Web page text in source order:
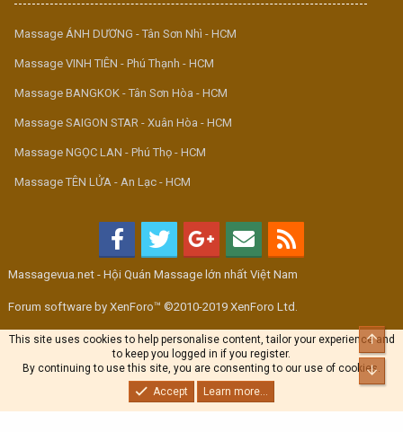
Massage ÁNH DƯƠNG - Tân Sơn Nhì - HCM
Massage VINH TIÊN - Phú Thạnh - HCM
Massage BANGKOK - Tân Sơn Hòa - HCM
Massage SAIGON STAR - Xuân Hòa - HCM
Massage NGỌC LAN - Phú Thọ - HCM
Massage TÊN LỬA - An Lạc - HCM
Massagevua.net - Hội Quán Massage lớn nhất Việt Nam
Forum software by XenForo™ ©2010-2019 XenForo Ltd.
This site uses cookies to help personalise content, tailor your experience and
to keep you logged in if you register.
By continuing to use this site, you are consenting to our use of cookies.
Accept
Learn more...
Top